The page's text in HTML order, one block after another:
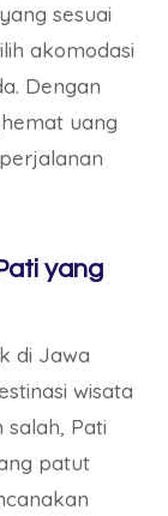
sesuai
akomodasi
Dengan
uang
yang
di Jawa
wisata
salah, Pati
patut